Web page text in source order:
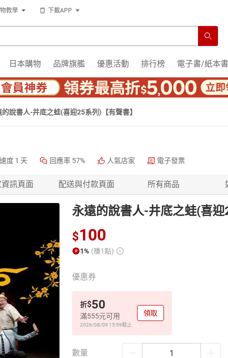
教學 下載APP
日本購物 品牌旗艦 優惠活動 排行榜 電子書/紙本書
的說書人-井底之蛙(喜迎25系列)【有聲書】
度 1 天 回應率 57% 人氣店家 電子發票
訊頁面 配送與付款頁面 所有商品
永遠的說書人-井底之蛙(喜
$100
1% (賺1點)
優惠券
折$50
滿555元可用
2026/08/09 15:59截止
領取
數量